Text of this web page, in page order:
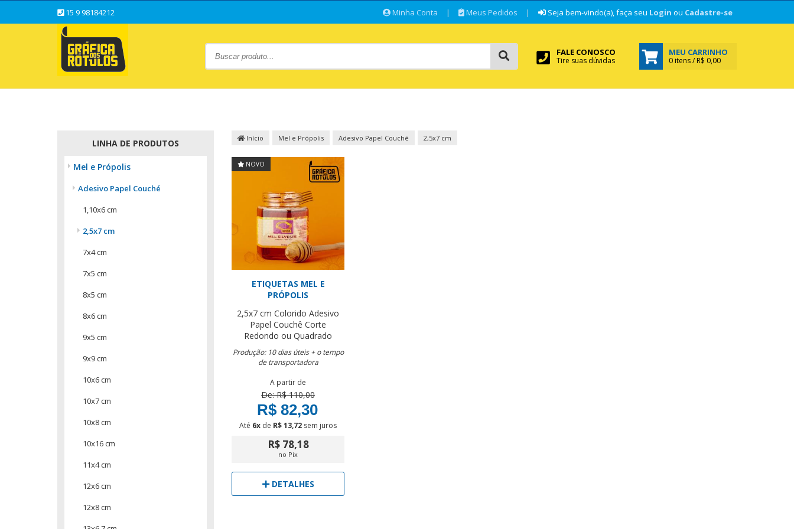
15 9 98184212 Minha Conta | Meus Pedidos | Seja bem-vindo(a), faça seu Login ou Cadastre-se
FALE CONOSCO
Tire suas dúvidas
MEU CARRINHO
0 itens / R$ 0,00
LINHA DE PRODUTOS
Mel e Própolis
Adesivo Papel Couché
1,10x6 cm
2,5x7 cm
7x4 cm
7x5 cm
8x5 cm
8x6 cm
9x5 cm
9x9 cm
10x6 cm
10x7 cm
10x8 cm
10x16 cm
11x4 cm
12x6 cm
12x8 cm
Início Mel e Própolis Adesivo Papel Couché 2,5x7 cm
NOVO
ETIQUETAS MEL E
PRÓPOLIS
2,5x7 cm Colorido Adesivo
Papel Couchê Corte
Redondo ou Quadrado
Produção: 10 dias úteis + o tempo
de transportadora
A partir de
De: R$ 110,00
R$ 82,30
Até 6x de R$ 13,72 sem juros
R$ 78,18
no Pix
DETALHES